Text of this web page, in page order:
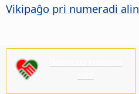
Vikipaĝo pri numeradi